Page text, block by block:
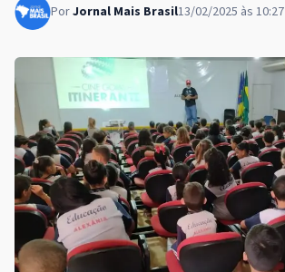
PorJornal Mais Brasil13/02/2025 às 10:27